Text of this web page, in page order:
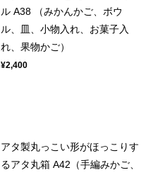
ル A38 （みかんかご、ボウ
ル、皿、小物入れ、お菓子入
れ、果物かご）
¥2,400
アタ製丸っこい形がほっこりす
るアタ丸箱 A42（手編みかご、